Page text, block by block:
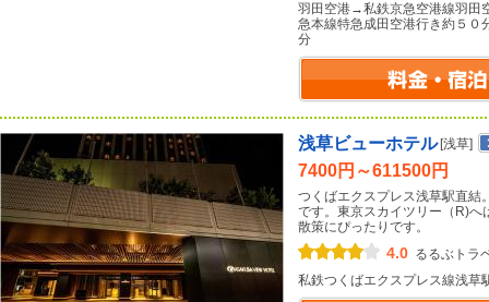
羽田空港→私鉄京急空港線羽田
急本線特急成田空港行き約５
分
浅草ビューホテル [浅草]
7400円～611500円
つくばエクスプレス浅草駅直結
です。東京スカイツリー（R)
散策にぴったりです。
4.0 るるぶトラ
私鉄つくばエクスプレス線浅